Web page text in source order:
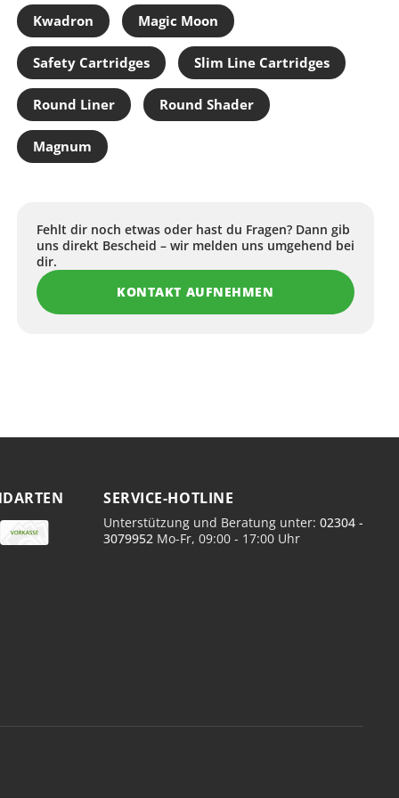
L, XL
puderfrei, mikroaufgeraut
Handfläche
Hautverträglichkeit
Select Black nutzen
bei Detailarbeit
dank Chlorierung
Handschuhwechsel
puderfrei?
Kwadron Magic Moon
Safety Cartridges Slim Line Cartridges
Round Liner Round Shader
Magnum
Fehlt dir noch etwas oder hast du Fragen? Dann gib
uns direkt Bescheid – wir melden uns umgehend bei
dir.
KONTAKT AUFNEHMEN
SERVICE-HOTLINE
Unterstützung und Beratung unter: 02304 -
3079952 Mo-Fr, 09:00 - 17:00 Uhr